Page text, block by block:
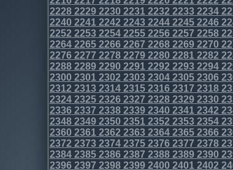
22282229223022312232 22332234
224022412242 2243224422452246
2252 22532254225522562257 2258
2264226522662267 226822692270
22762277 22782279228022812282
22882289229022912292 22932294
230023012302 2303230423052306
2312 23132314231523162317 2318
2324232523262327 232823292330
23362337 23382339234023412342
23482349235023512352 23532354
236023612362 2363236423652366
2372 23732374237523762377 2378
2384238523862387 238823892390
23962397 23982399240024012402